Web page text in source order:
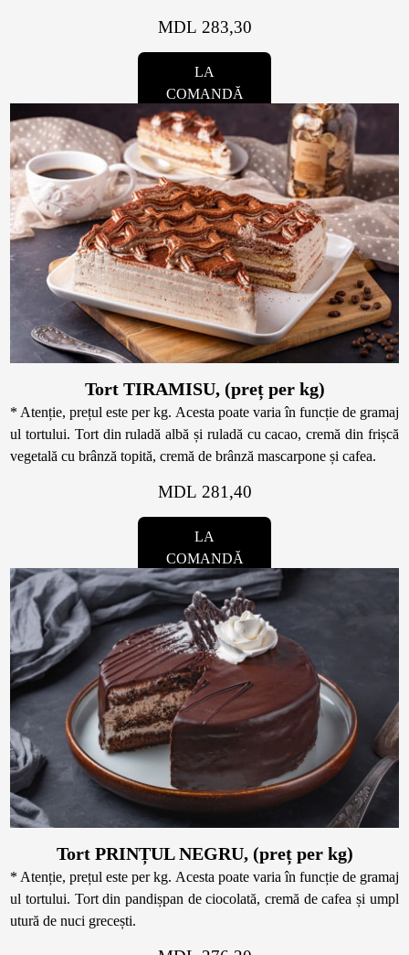
MDL 283,30
LA
COMANDĂ
Tort TIRAMISU, (preț per kg)
* Atenție, prețul este per kg. Acesta poate varia în funcție de gramaj
ul tortului. Tort din ruladă albă și ruladă cu cacao, cremă din frișcă
vegetală cu brânză topită, cremă de brânză mascarpone și cafea.
MDL 281,40
LA
COMANDĂ
Tort PRINȚUL NEGRU, (preț per kg)
* Atenție, prețul este per kg. Acesta poate varia în funcție de gramaj
ul tortului. Tort din pandișpan de ciocolată, cremă de cafea și umpl
utură de nuci grecești.